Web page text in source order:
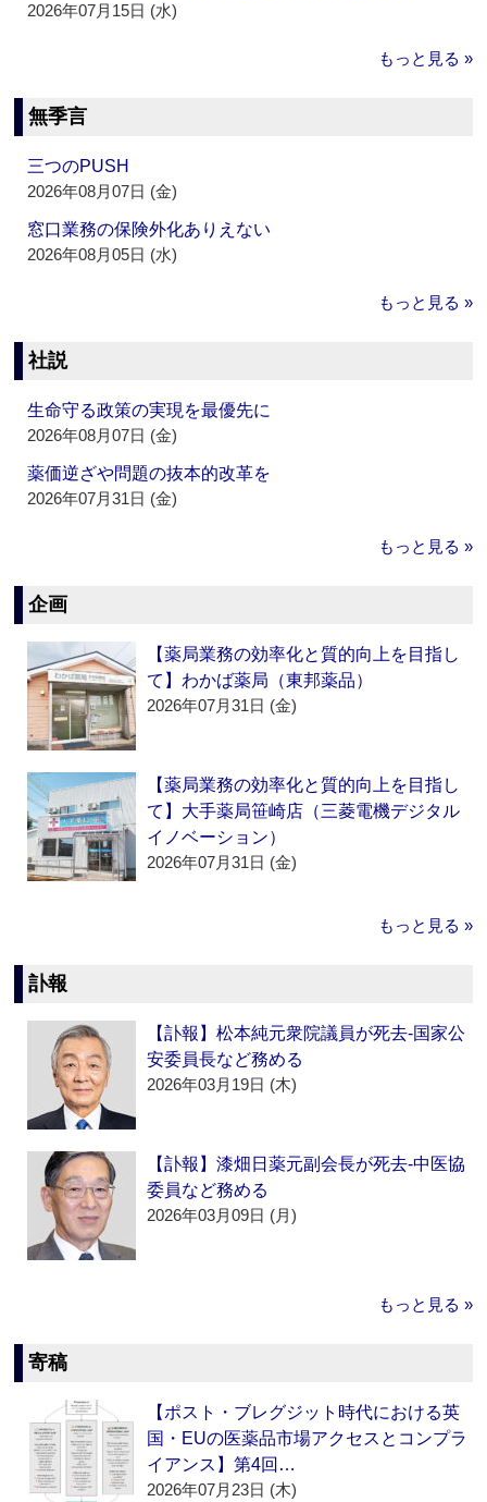
2026年07月15日 (水)
もっと見る »
無季言
三つのPUSH
2026年08月07日 (金)
窓口業務の保険外化ありえない
2026年08月05日 (水)
もっと見る »
社説
生命守る政策の実現を最優先に
2026年08月07日 (金)
薬価逆ざや問題の抜本的改革を
2026年07月31日 (金)
もっと見る »
企画
【薬局業務の効率化と質的向上を目指し
て】わかば薬局（東邦薬品）
2026年07月31日 (金)
【薬局業務の効率化と質的向上を目指し
て】大手薬局笹崎店（三菱電機デジタル
イノベーション）
2026年07月31日 (金)
もっと見る »
訃報
【訃報】松本純元衆院議員が死去‐国家公
安委員長など務める
2026年03月19日 (木)
【訃報】漆畑日薬元副会長が死去‐中医協
委員など務める
2026年03月09日 (月)
もっと見る »
寄稿
【ポスト・ブレグジット時代における英
国・EUの医薬品市場アクセスとコンプラ
イアンス】第4回…
2026年07月23日 (木)